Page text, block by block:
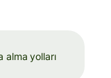
alma yolları